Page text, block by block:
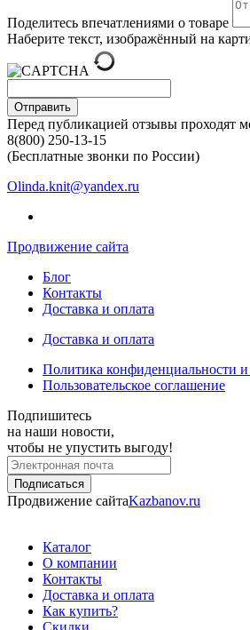
Поделитесь впечатлениями о товаре
Наберите текст, изображённый на
Отправить
Перед публикацией отзывы проходят
8(800) 250-13-15
(Бесплатные звонки по России)
Olinda.knit@yandex.ru
Продвижение сайта
Блог
Контакты
Доставка и оплата
Доставка и оплата
Политика конфиденциальности и
Пользовательское соглашение
Подпишитесь
на наши новости,
чтобы не упустить выгоду!
Продвижение сайтаKazbanov.ru
Каталог
О компании
Контакты
Доставка и оплата
Как купить?
Скидки